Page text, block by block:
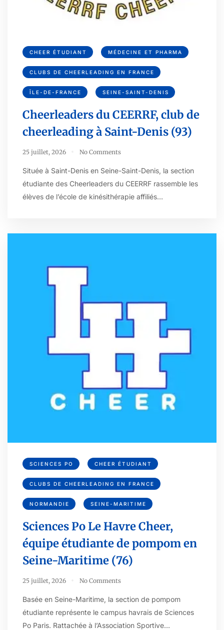
CHEER ÉTUDIANT MÉDECINE ET PHARMA
CLUBS DE CHEERLEADING EN FRANCE
ÎLE-DE-FRANCE SEINE-SAINT-DENIS
Cheerleaders du CEERRF, club de
cheerleading à Saint-Denis (93)
25 juillet, 2026 No Comments
Située à Saint-Denis en Seine-Saint-Denis, la section
étudiante des Cheerleaders du CEERRF rassemble les
élèves de l’école de kinésithérapie affiliés…
SCIENCES PO CHEER ÉTUDIANT
CLUBS DE CHEERLEADING EN FRANCE
NORMANDIE SEINE-MARITIME
Sciences Po Le Havre Cheer,
équipe étudiante de pompom en
Seine-Maritime (76)
25 juillet, 2026 No Comments
Basée en Seine-Maritime, la section de pompom
étudiante représente le campus havrais de Sciences
Po Paris. Rattachée à l’Association Sportive…